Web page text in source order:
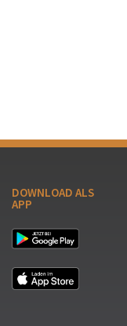
DOWNLOAD ALS
APP